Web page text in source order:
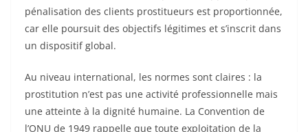
pénalisation des clients prostitueurs est proportionnée,
car elle poursuit des objectifs légitimes et s’inscrit dans
un dispositif global.
Au niveau international, les normes sont claires : la
prostitution n’est pas une activité professionnelle mais
une atteinte à la dignité humaine. La Convention de
l’ONU de 1949 rappelle que toute exploitation de la